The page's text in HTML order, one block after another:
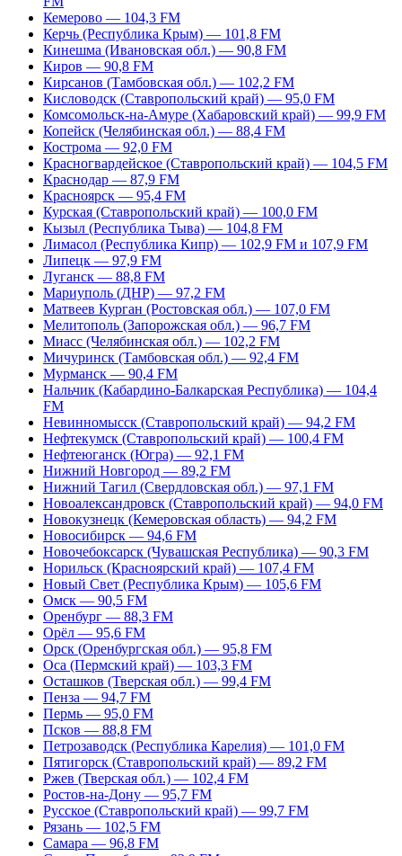
Кемерово — 104,3 FM
Керчь (Республика Крым) — 101,8 FM
Кинешма (Ивановская обл.) — 90,8 FM
Киров — 90,8 FM
Кирсанов (Тамбовская обл.) — 102,2 FM
Кисловодск (Ставропольский край) — 95,0 FM
Комсомольск-на-Амуре (Хабаровский край) — 99,9 FM
Копейск (Челябинская обл.) — 88,4 FM
Кострома — 92,0 FM
Красногвардейское (Ставропольский край) — 104,5 FM
Краснодар — 87,9 FM
Красноярск — 95,4 FM
Курская (Ставропольский край) — 100,0 FM
Кызыл (Республика Тыва) — 104,8 FM
Лимасол (Республика Кипр) — 102,9 FM и 107,9 FM
Липецк — 97,9 FM
Луганск — 88,8 FM
Мариуполь (ДНР) — 97,2 FM
Матвеев Курган (Ростовская обл.) — 107,0 FM
Мелитополь (Запорожская обл.) — 96,7 FM
Миасс (Челябинская обл.) — 102,2 FM
Мичуринск (Тамбовская обл.) — 92,4 FM
Мурманск — 90,4 FM
Нальчик (Кабардино-Балкарская Республика) — 104,4
FM
Невинномысск (Ставропольский край) — 94,2 FM
Нефтекумск (Ставропольский край) — 100,4 FM
Нефтеюганск (Югра) — 92,1 FM
Нижний Новгород — 89,2 FM
Нижний Тагил (Свердловская обл.) — 97,1 FM
Новоалександровск (Ставропольский край) — 94,0 FM
Новокузнецк (Кемеровская область) — 94,2 FM
Новосибирск — 94,6 FM
Новочебоксарск (Чувашская Республика) — 90,3 FM
Норильск (Красноярский край) — 107,4 FM
Новый Свет (Республика Крым) — 105,6 FM
Омск — 90,5 FM
Оренбург — 88,3 FM
Орёл — 95,6 FM
Орск (Оренбургская обл.) — 95,8 FM
Оса (Пермский край) — 103,3 FM
Осташков (Тверская обл.) — 99,4 FM
Пенза — 94,7 FM
Пермь — 95,0 FM
Псков — 88,8 FM
Петрозаводск (Республика Карелия) — 101,0 FM
Пятигорск (Ставропольский край) — 89,2 FM
Ржев (Тверская обл.) — 102,4 FM
Ростов-на-Дону — 95,7 FM
Русское (Ставропольский край) — 99,7 FM
Рязань — 102,5 FM
Самара — 96,8 FM